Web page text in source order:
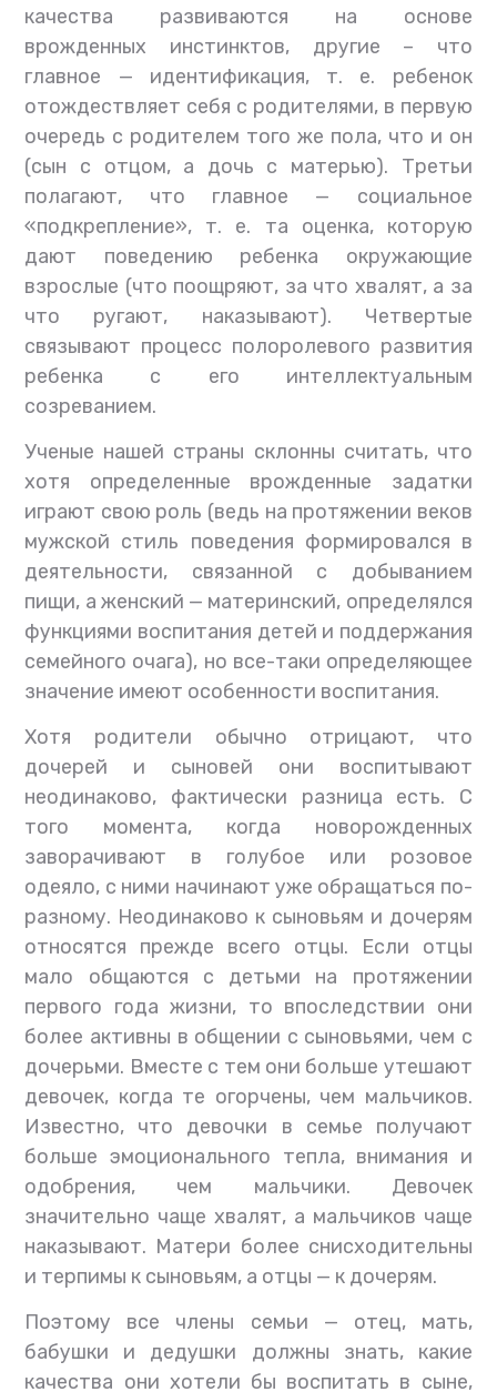
качества развиваются на основе
врожденных инстинктов, другие – что
главное — идентификация, т. е. ребенок
отождествляет себя с родителями, в первую
очередь с родителем того же пола, что и он
(сын с отцом, а дочь с матерью). Третьи
полагают, что главное — социальное
«подкрепление», т. е. та оценка, которую
дают поведению ребенка окружающие
взрослые (что поощряют, за что хвалят, а за
что ругают, наказывают). Четвертые
связывают процесс полоролевого развития
ребенка с его интеллектуальным
созреванием.
Ученые нашей страны склонны считать, что
хотя определенные врожденные задатки
играют свою роль (ведь на протяжении веков
мужской стиль поведения формировался в
деятельности, связанной с добыванием
пищи, а женский — материнский, определялся
функциями воспитания детей и поддержания
семейного очага), но все-таки определяющее
значение имеют особенности воспитания.
Хотя родители обычно отрицают, что
дочерей и сыновей они воспитывают
неодинаково, фактически разница есть. С
того момента, когда новорожденных
заворачивают в голубое или розовое
одеяло, с ними начинают уже обращаться по-
разному. Неодинаково к сыновьям и дочерям
относятся прежде всего отцы. Если отцы
мало общаются с детьми на протяжении
первого года жизни, то впоследствии они
более активны в общении с сыновьями, чем с
дочерьми. Вместе с тем они больше утешают
девочек, когда те огорчены, чем мальчиков.
Известно, что девочки в семье получают
больше эмоционального тепла, внимания и
одобрения, чем мальчики. Девочек
значительно чаще хвалят, а мальчиков чаще
наказывают. Матери более снисходительны
и терпимы к сыновьям, а отцы — к дочерям.
Поэтому все члены семьи — отец, мать,
бабушки и дедушки должны знать, какие
качества они хотели бы воспитать в сыне,